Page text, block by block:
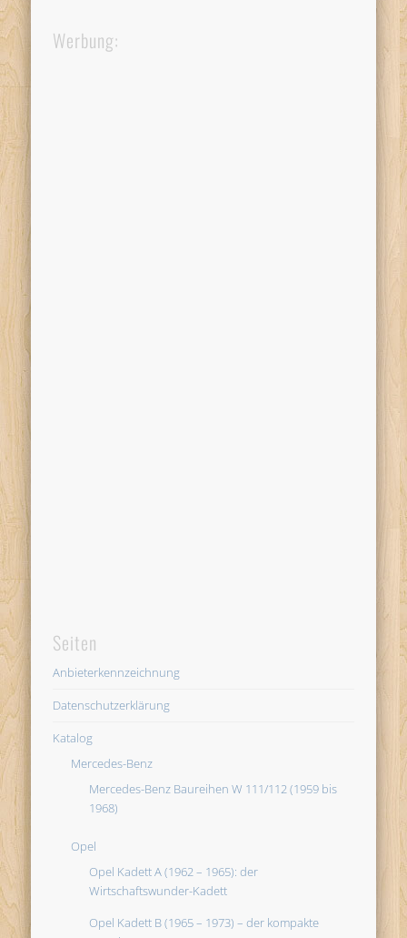
Werbung:
Seiten
Anbieterkennzeichnung
Datenschutzerklärung
Katalog
Mercedes-Benz
Mercedes-Benz Baureihen W 111/112 (1959 bis
1968)
Opel
Opel Kadett A (1962 – 1965): der
Wirtschaftswunder-Kadett
Opel Kadett B (1965 – 1973) – der kompakte